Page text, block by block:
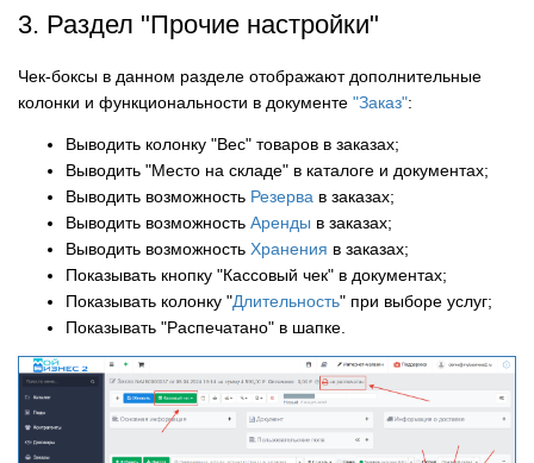
3. Раздел "Прочие настройки"
Чек-боксы в данном разделе отображают дополнительные
колонки и функциональности в документе "Заказ":
Выводить колонку "Вес" товаров в заказах;
Выводить "Место на складе" в каталоге и документах;
Выводить возможность Резерва в заказах;
Выводить возможность Аренды в заказах;
Выводить возможность Хранения в заказах;
Показывать кнопку "Кассовый чек" в документах;
Показывать колонку "Длительность" при выборе услуг;
Показывать "Распечатано" в шапке.